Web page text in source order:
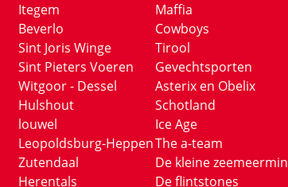
Itegem
Maffia
Beverlo
Cowboys
Sint Joris Winge
Tirool
Sint Pieters Voeren
Gevechtsporten
Witgoor - Dessel
Asterix en Obelix
Hulshout
Schotland
louwel
Ice Age
Leopoldsburg-HeppenThe a-team
Zutendaal
De kleine zeemeermin
Herentals
De flintstones